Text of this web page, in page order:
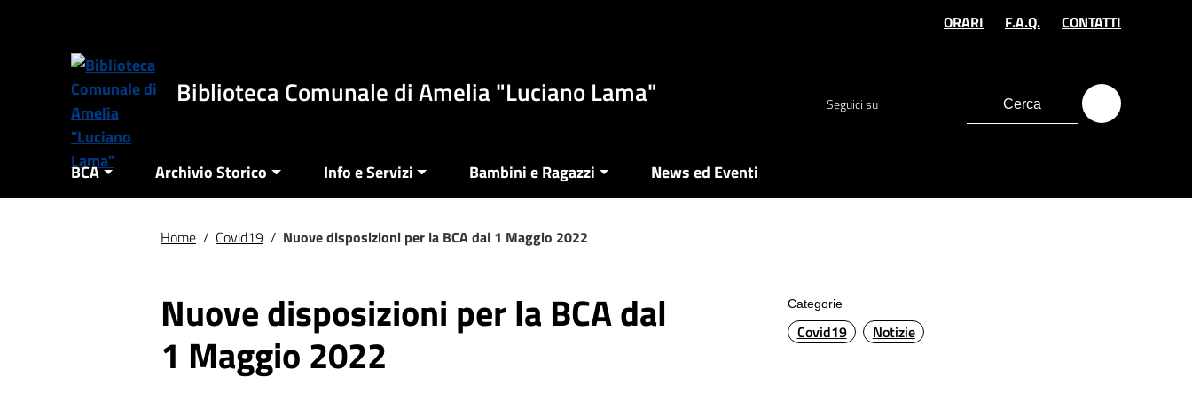
Vai al footer
ORARI F.A.Q. CONTATTI
Biblioteca Comunale di Amelia "Luciano Lama" Seguici su
BCA Archivio Storico Info e Servizi Bambini e Ragazzi News ed Eventi
Home / Covid19 / Nuove disposizioni per la BCA dal 1 Maggio 2022
Nuove disposizioni per la BCA dal
1 Maggio 2022
Categorie
Covid19 Notizie